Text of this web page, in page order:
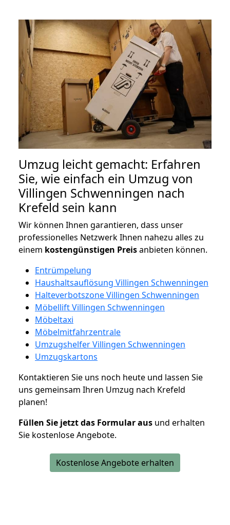
Umzug leicht gemacht: Erfahren
Sie, wie einfach ein Umzug von
Villingen Schwenningen nach
Krefeld sein kann
Wir können Ihnen garantieren, dass unser
professionelles Netzwerk Ihnen nahezu alles zu
einem kostengünstigen Preisanbieten können.
Entrümpelung
Haushaltsauflösung Villingen Schwenningen
Halteverbotszone Villingen Schwenningen
Möbellift Villingen Schwenningen
Möbeltaxi
Möbelmitfahrzentrale
Umzugshelfer Villingen Schwenningen
Umzugskartons
Kontaktieren Sie uns noch heute und lassen Sie
uns gemeinsam Ihren Umzug nach Krefeld
planen!
Füllen Sie jetzt das Formular aus und erhalten
Sie kostenlose Angebote.
Kostenlose Angebote erhalten